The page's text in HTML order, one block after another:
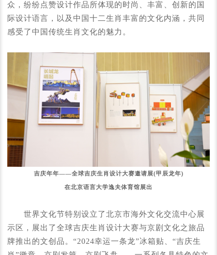
众，纷纷点赞设计作品所体现的时尚、丰富、创新的国
际设计语言，以及中国十二生肖丰富的文化内涵，共同
感受了中国传统生肖文化的魅力。
吉庆年年——全球吉庆生肖设计大赛邀请展(甲辰龙年)
在北京语言大学逸夫体育馆展出
世界文化节特别设立了北京市海外文化交流中心展
示区，展出了全球吉庆生肖设计大赛与京剧文化之旅品
牌推出的文创品。“2024幸运一条龙”冰箱贴、“吉庆生